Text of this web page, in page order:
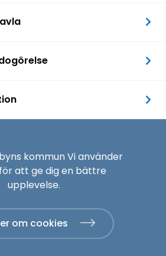
kommun Vi använder
för att ge dig en bättre
upplevelse.
om cookies